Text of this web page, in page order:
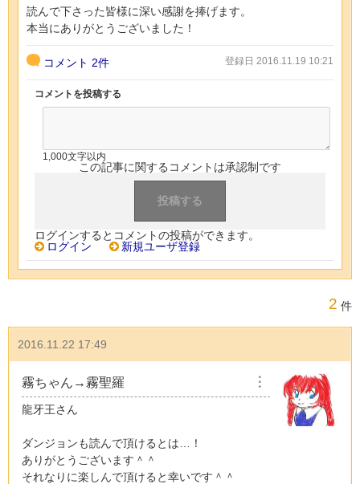
読んで下さった皆様に深い感謝を捧げます。
本当にありがとうございました！
コメント 2件 登録日 2016.11.19 10:21
コメントを投稿する
1,000文字以内
この記事に関するコメントは承認制です
ログインするとコメントの投稿ができます。
ログイン
新規ユーザ登録
2 件
2016.11.22 17:49
霧ちゃん→霧聖羅 ︙
龍牙王さん
ダンジョンも読んで頂けるとは…！
ありがとうございます＾＾
それなりに楽しんで頂けると幸いです＾＾